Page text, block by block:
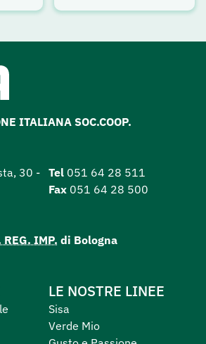
ITALIANA SOC.COOP.
30 -
Tel 051 64 28 511
Fax 051 64 28 500
REG. IMP. di Bologna
LE NOSTRE LINEE
Sisa
Verde Mio